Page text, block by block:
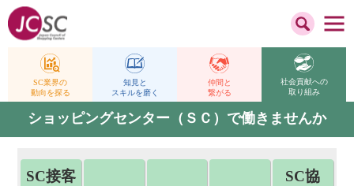
SC業界の
動向を探る
知見と
スキルを磨く
仲間と
繋がる
社会貢献への
取り組み
ショッピングセンター（ＳＣ）で働きませんか
SC接客
SC協